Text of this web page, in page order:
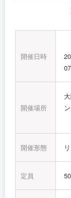
開催日時
開催場所
開催形態
定員